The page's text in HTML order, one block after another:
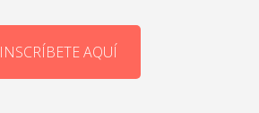
INSCRÍBETE AQUÍ